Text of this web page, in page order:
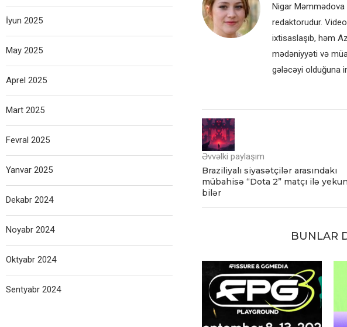
Nigar
redaktorudur.
ixtisaslaşıb, həm
mədəniyyəti və
gələcəyi olduğuna
Əvvəlki paylaşım
Braziliyalı siyasətçilər arasındakı
mübahisə “Dota 2” matçı ilə
bilər
BUNLAR
İyun 2025
May 2025
Aprel 2025
Mart 2025
Fevral 2025
Yanvar 2025
Dekabr 2024
Noyabr 2024
Oktyabr 2024
Sentyabr 2024